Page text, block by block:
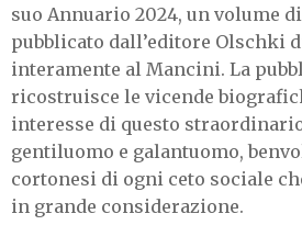
suo Annuario 2024, un volume
pubblicato dall’editore Olschki
interamente al Mancini. La
ricostruisce le vicende
interesse di questo
gentiluomo e galantuomo,
cortonesi di ogni ceto sociale
in grande considerazione.